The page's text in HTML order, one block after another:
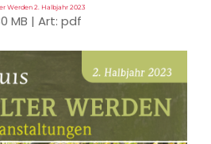
Werden 2. Halbjahr 2023
MB | Art: pdf